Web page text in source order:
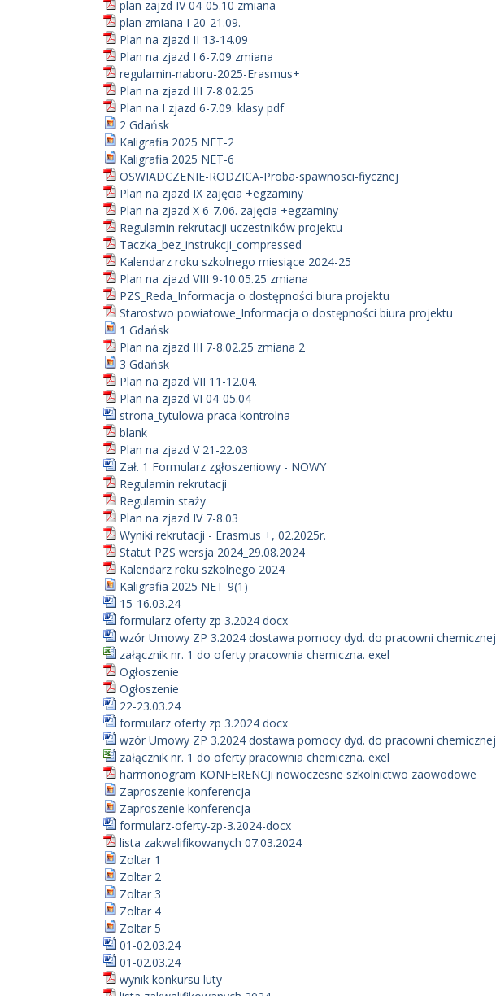
plan zajzd IV 04-05.10 zmiana
plan zmiana I 20-21.09.
Plan na zjazd II 13-14.09
Plan na zjazd I 6-7.09 zmiana
regulamin-naboru-2025-Erasmus+
Plan na zjazd III 7-8.02.25
Plan na I zjazd 6-7.09. klasy pdf
2 Gdańsk
Kaligrafia 2025 NET-2
Kaligrafia 2025 NET-6
OSWIADCZENIE-RODZICA-Proba-spawnosci-fiycznej
Plan na zjazd IX zajęcia +egzaminy
Plan na zjazd X 6-7.06. zajęcia +egzaminy
Regulamin rekrutacji uczestników projektu
Taczka_bez_instrukcji_compressed
Kalendarz roku szkolnego miesiące 2024-25
Plan na zjazd VIII 9-10.05.25 zmiana
PZS_Reda_Informacja o dostępności biura projektu
Starostwo powiatowe_Informacja o dostępności biura projektu
1 Gdańsk
Plan na zjazd III 7-8.02.25 zmiana 2
3 Gdańsk
Plan na zjazd VII 11-12.04.
Plan na zjazd VI 04-05.04
strona_tytulowa praca kontrolna
blank
Plan na zjazd V 21-22.03
Zał. 1 Formularz zgłoszeniowy - NOWY
Regulamin rekrutacji
Regulamin staży
Plan na zjazd IV 7-8.03
Wyniki rekrutacji - Erasmus +, 02.2025r.
Statut PZS wersja 2024_29.08.2024
Kalendarz roku szkolnego 2024
Kaligrafia 2025 NET-9(1)
15-16.03.24
formularz oferty zp 3.2024 docx
wzór Umowy ZP 3.2024 dostawa pomocy dyd. do pracowni chemicznej
załącznik nr. 1 do oferty pracownia chemiczna. exel
Ogłoszenie
Ogłoszenie
22-23.03.24
formularz oferty zp 3.2024 docx
wzór Umowy ZP 3.2024 dostawa pomocy dyd. do pracowni chemicznej
załącznik nr. 1 do oferty pracownia chemiczna. exel
harmonogram KONFERENCJi nowoczesne szkolnictwo zaowodowe
Zaproszenie konferencja
Zaproszenie konferencja
formularz-oferty-zp-3.2024-docx
lista zakwalifikowanych 07.03.2024
Zoltar 1
Zoltar 2
Zoltar 3
Zoltar 4
Zoltar 5
01-02.03.24
01-02.03.24
wynik konkursu luty